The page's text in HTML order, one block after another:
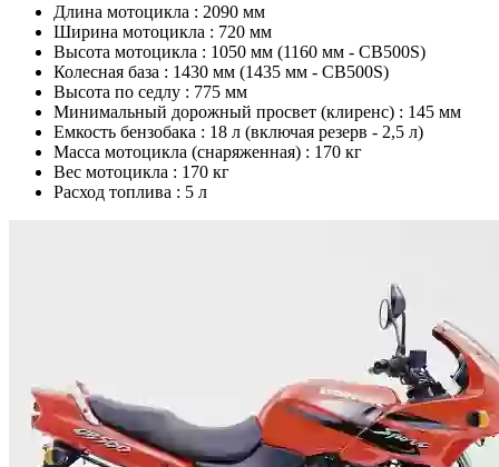
Длина мотоцикла : 2090 мм
Ширина мотоцикла : 720 мм
Высота мотоцикла : 1050 мм (1160 мм - CB500S)
Колесная база : 1430 мм (1435 мм - CB500S)
Высота по седлу : 775 мм
Минимальный дорожный просвет (клиренс) : 145 мм
Емкость бензобака : 18 л (включая резерв - 2,5 л)
Масса мотоцикла (снаряженная) : 170 кг
Вес мотоцикла : 170 кг
Расход топлива : 5 л